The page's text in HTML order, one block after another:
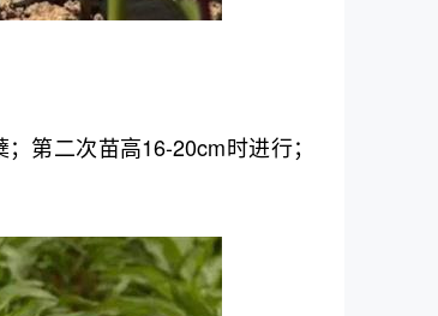
第二次苗高16-20cm时进行；